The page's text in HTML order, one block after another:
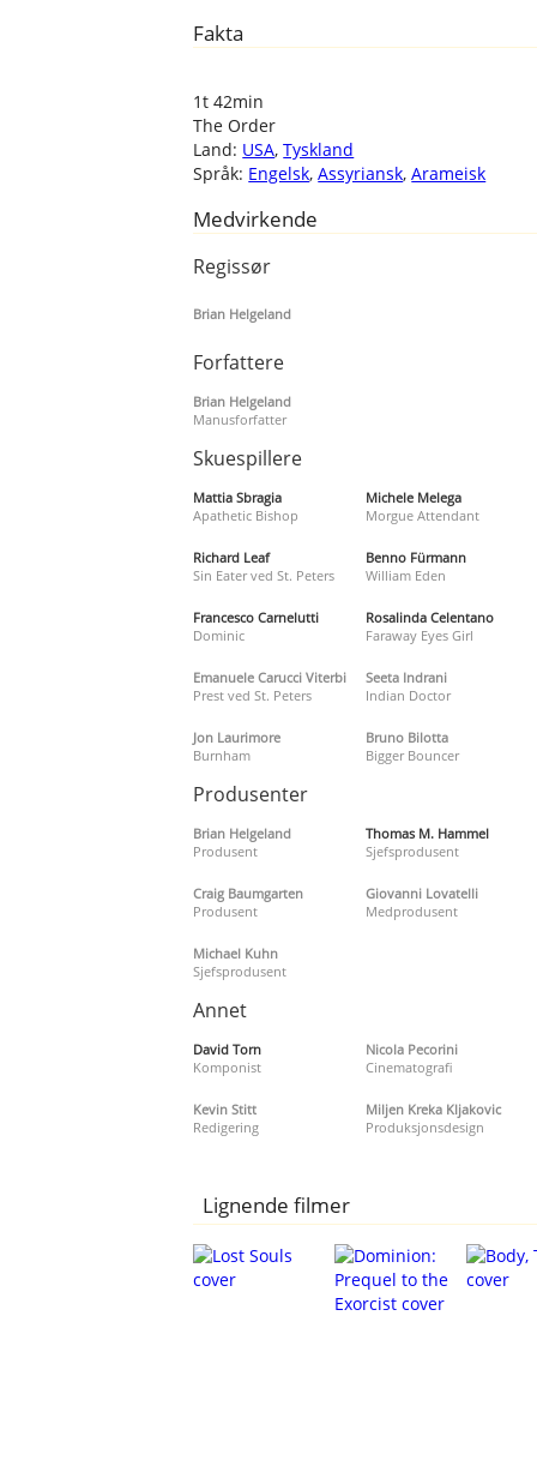
Fakta
1t 42min
The Order
Land: USA,Tyskland
Språk: Engelsk,Assyriansk,Arameisk
Medvirkende
Regissør
Brian Helgeland
Forfattere
Brian Helgeland
Manusforfatter
Skuespillere
Mattia Sbragia
Apathetic Bishop
Michele Melega
Morgue Attendant
Richard Leaf
Sin Eater ved St. Peters
Benno Fürmann
William Eden
Francesco Carnelutti
Dominic
Rosalinda Celentano
Faraway Eyes Girl
Emanuele Carucci Viterbi
Prest ved St. Peters
Seeta Indrani
Indian Doctor
Jon Laurimore
Burnham
Bruno Bilotta
Bigger Bouncer
Produsenter
Brian Helgeland
Produsent
Thomas M. Hammel
Sjefsprodusent
Craig Baumgarten
Produsent
Giovanni Lovatelli
Medprodusent
Michael Kuhn
Sjefsprodusent
Annet
David Torn
Komponist
Nicola Pecorini
Cinematografi
Kevin Stitt
Redigering
Miljen Kreka Kljakovic
Produksjonsdesign
Lignende filmer